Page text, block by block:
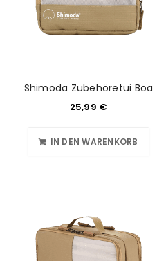
Adresse
Shimoda Zubehöretui Boa
25,99 €
IN DEN WARENKORB